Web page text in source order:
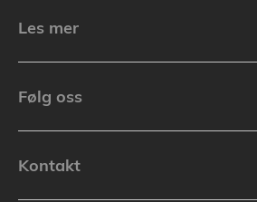
Les mer
Følg oss
Kontakt